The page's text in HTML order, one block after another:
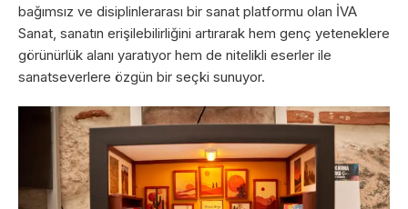
bağımsız ve disiplinlerarası bir sanat platformu olan İVA
Sanat, sanatın erişilebilirliğini artırarak hem genç yeteneklere
görünürlük alanı yaratıyor hem de nitelikli eserler ile
sanatseverlere özgün bir seçki sunuyor.